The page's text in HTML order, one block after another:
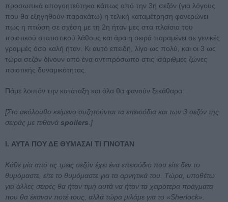
προσωπικά απογοητεύτηκα κάπως από την 3η σεζόν (για λόγους
που θα εξηγηθούν παρακάτω) η τελική καταμέτρηση φανερώνει
πως η πτώση σε σχέση με τη 2η ήταν μες στα πλαίσια του
ποιοτικού στατιστικού λάθους και άρα η σειρά παραμένει σε γενικές
γραμμές όσο καλή ήταν. Κι αυτό επειδή, λίγο ως πολύ, και οι 3 ως
τώρα σεζόν δίνουν από ένα αντιπρόσωπο στις ισάριθμες ζώνες
ποιοτικής δυναμικότητας.
Πάμε λοιπόν την κατάταξη και όλα θα φανούν ξεκάθαρα:
[Στο ακόλουθο κείμενο συζητούνται τα επεισόδια και των 3 σεζόν της
σειράς με πιθανά spoilers .]
I. ΑΥΤΑ ΠΟΥ ΔΕ ΘΥΜΑΣΑΙ ΤΙ ΓΙΝΟΤΑΝ
Κάθε μία από τις τρεις σεζόν έχει ένα επεισόδιο που είτε δεν το
θυμόμαστε, είτε το θυμόμαστε για τα αρνητικά του. Τώρα, υποθέτω
για άλλες σειρές θα ήταν τιμή αυτά να ήταν τα χειρότερα πράγματα
που θα έκαναν ποτέ τους, αλλά τώρα μιλάμε για το «Sherlock».